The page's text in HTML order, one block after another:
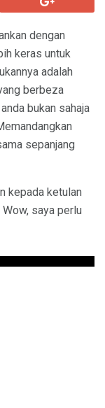
dengan
keras untuk
adalah
berbeza
bukan sahaja
sepanjang
kepada ketulan
saya perlu